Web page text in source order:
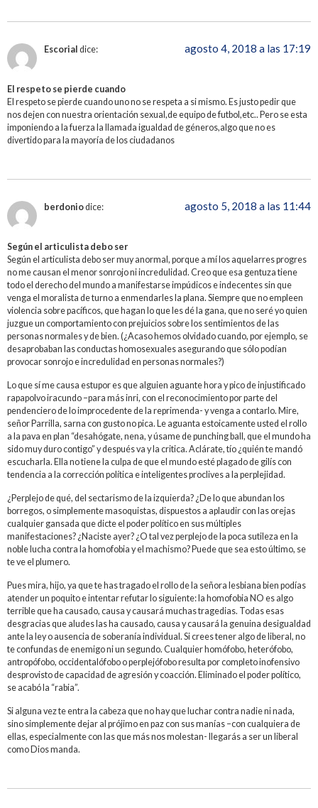
Escorial dice: agosto 4, 2018 a las 17:19
El respeto se pierde cuando
El respeto se pierde cuando uno no se respeta a si mismo. Es justo pedir que
nos dejen con nuestra orientación sexual,de equipo de futbol,etc.. Pero se esta
imponiendo a la fuerza la llamada igualdad de géneros,algo que no es
divertido para la mayoría de los ciudadanos
berdoniodice: agosto 5, 2018 a las 11:44
Según el articulista debo ser
Según el articulista debo ser muy anormal, porque a mí los aquelarres progres
no me causan el menor sonrojo ni incredulidad. Creo que esa gentuza tiene
todo el derecho del mundo a manifestarse impúdicos e indecentes sin que
venga el moralista de turno a enmendarles la plana. Siempre que no empleen
violencia sobre pacíficos, que hagan lo que les dé la gana, que no seré yo quien
juzgue un comportamiento con prejuicios sobre los sentimientos de las
personas normales y de bien. (¿Acaso hemos olvidado cuando, por ejemplo, se
desaprobaban las conductas homosexuales asegurando que sólo podían
provocar sonrojo e incredulidad en personas normales?)
Lo que sí me causa estupor es que alguien aguante hora y pico de injustificado
rapapolvo iracundo –para más inri, con el reconocimiento por parte del
pendenciero de lo improcedente de la reprimenda- y venga a contarlo. Mire,
señor Parrilla, sarna con gusto no pica. Le aguanta estoicamente usted el rollo
a la pava en plan “desahógate, nena, y úsame de punching ball, que el mundo ha
sido muy duro contigo” y después va y la critica. Aclárate, tío ¿quién te mandó
escucharla. Ella no tiene la culpa de que el mundo esté plagado de gilís con
tendencia a la corrección política e inteligentes proclives a la perplejidad.
¿Perplejo de qué, del sectarismo de la izquierda? ¿De lo que abundan los
borregos, o simplemente masoquistas, dispuestos a aplaudir con las orejas
cualquier gansada que dicte el poder político en sus múltiples
manifestaciones? ¿Naciste ayer? ¿O tal vez perplejo de la poca sutileza en la
noble lucha contra la homofobia y el machismo? Puede que sea esto último, se
te ve el plumero.
Pues mira, hijo, ya que te has tragado el rollo de la señora lesbiana bien podías
atender un poquito e intentar refutar lo siguiente: la homofobia NO es algo
terrible que ha causado, causa y causará muchas tragedias. Todas esas
desgracias que aludes las ha causado, causa y causará la genuina desigualdad
ante la ley o ausencia de soberanía individual. Si crees tener algo de liberal, no
te confundas de enemigo ni un segundo. Cualquier homófobo, heterófobo,
antropófobo, occidentalófobo o perplejófobo resulta por completo inofensivo
desprovisto de capacidad de agresión y coacción. Eliminado el poder político,
se acabó la “rabia”.
Si alguna vez te entra la cabeza que no hay que luchar contra nadie ni nada,
sino simplemente dejar al prójimo en paz con sus manías –con cualquiera de
ellas, especialmente con las que más nos molestan- llegarás a ser un liberal
como Dios manda.